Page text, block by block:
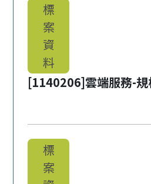
標
案
資
料
[1140206]雲端服務-
標
案